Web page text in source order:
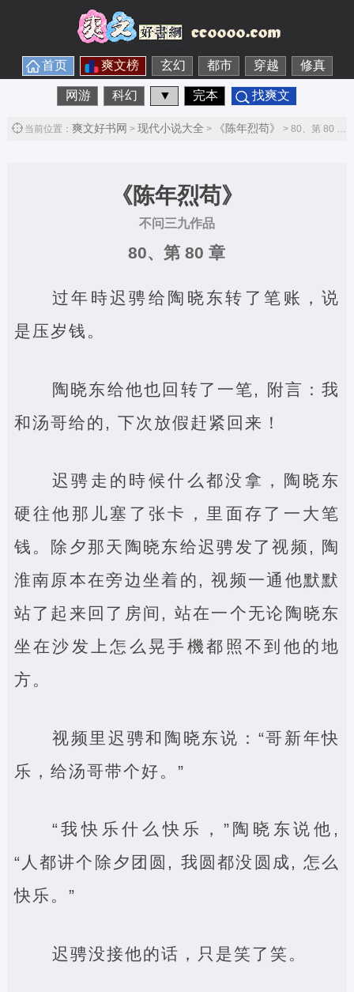
首页 爽文榜 玄幻 都市 穿越 修真
网游 科幻 ▼ 完本 找爽文
当前位置： 爽文好书网 > 现代小说大全 > 《陈年烈苟》 > 80、第 80 章第1节
《陈年烈苟》
不问三九作品
80、第 80 章
过年時迟骋给陶晓东转了笔账，说
是压岁钱。
陶晓东给他也回转了一笔, 附言：我
和汤哥给的, 下次放假赶紧回来！
迟骋走的時候什么都没拿，陶晓东
硬往他那儿塞了张卡，里面存了一大笔
钱。除夕那天陶晓东给迟骋发了视频, 陶
淮南原本在旁边坐着的, 视频一通他默默
站了起来回了房间, 站在一个无论陶晓东
坐在沙发上怎么晃手機都照不到他的地
方。
视频里迟骋和陶晓东说：“哥新年快
乐，给汤哥带个好。”
“我快乐什么快乐，”陶晓东说他,
“人都讲个除夕团圆, 我圆都没圆成, 怎么
快乐。”
迟骋没接他的话，只是笑了笑。